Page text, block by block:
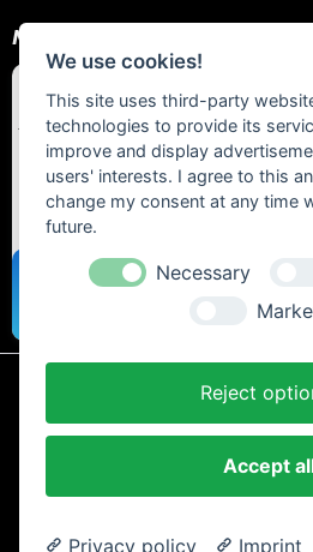
NEWSLETTER
* Alle Preise inkl. gesetzl. Mehrwertsteuer
Nachnahmegebühren, wenn nicht anders
AGB und Kundeninformationen
Widerrufsrecht
We use cookies!
This site uses third-party
technologies to provide its
improve and display
users' interests. I agree to this
change my consent at any time
future.
Necessary
Reject
Accept
Privacy policy Imprint